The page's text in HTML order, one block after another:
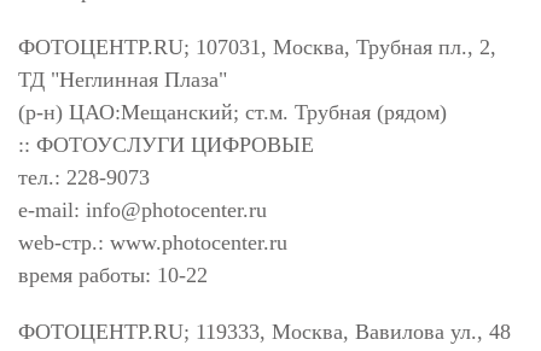
ФОТОЦЕНТР.RU; 107031, Москва, Трубная пл., 2,
ТД "Неглинная Плаза"
(р-н) ЦАО:Мещанский; ст.м. Трубная (рядом)
:: ФОТОУСЛУГИ ЦИФРОВЫЕ
тел.: 228-9073
e-mail: info@photocenter.ru
web-стр.: www.photocenter.ru
время работы: 10-22
ФОТОЦЕНТР.RU; 119333, Москва, Вавилова ул., 48